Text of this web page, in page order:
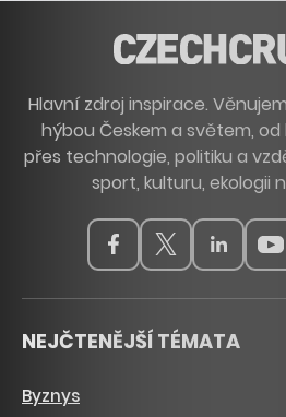
Hlavní zdroj inspirace.
hýbou Českem a světem,
přes technologie, politiku a
sport, kulturu, ekologii
NEJČTENĚJŠÍ TÉMATA
Byznys